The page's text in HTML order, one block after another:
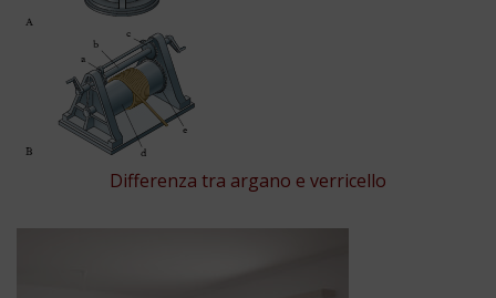
Differenza tra argano e verricello